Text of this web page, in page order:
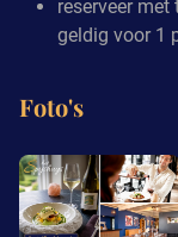
reserveer
geldig voor 1
Foto's